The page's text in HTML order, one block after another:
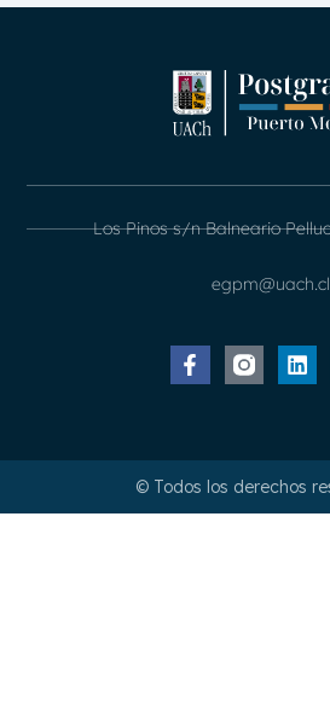
Los Pinos s/n Balneario
egpm@uach.cl
© Todos los derechos